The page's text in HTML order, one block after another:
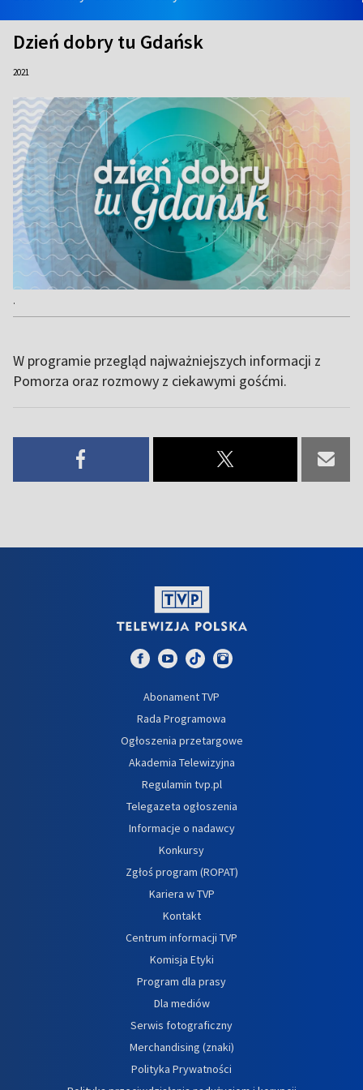
Dzień dobry tu Gdańsk
2021
.
W programie przegląd najważniejszych informacji z
Pomorza oraz rozmowy z ciekawymi gośćmi.
Abonament TVP
Rada Programowa
Ogłoszenia przetargowe
Akademia Telewizyjna
Regulamin tvp.pl
Telegazeta ogłoszenia
Informacje o nadawcy
Konkursy
Zgłoś program (ROPAT)
Kariera w TVP
Kontakt
Centrum informacji TVP
Komisja Etyki
Program dla prasy
Dla mediów
Serwis fotograficzny
Merchandising (znaki)
Polityka Prywatności